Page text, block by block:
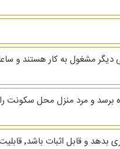
دیگر مشغول به کار هستند
با سلام و احترام اگر